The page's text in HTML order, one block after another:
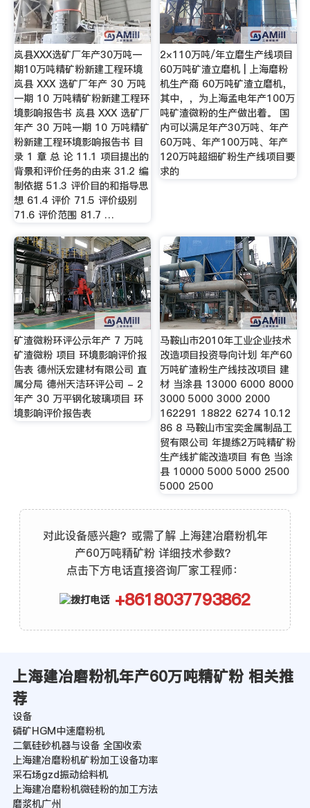
岚县XXX选矿厂年产30万吨一
期10万吨精矿粉新建工程环境
岚县 XXX 选矿厂年产 30 万吨
一期 10 万吨精矿粉新建工程环
境影响报告书 岚县 XXX 选矿厂
年产 30 万吨一期 10 万吨精矿
粉新建工程环境影响报告书 目
录 1 章 总 论 11.1 项目提出的
背景和评价任务的由来 31.2 编
制依据 51.3 评价目的和指导思
想 61.4 评价 71.5 评价级别
71.6 评价范围 81.7 …
2×110万吨/年立磨生产线项目
60万吨矿渣立磨机 | 上海磨粉
机生产商 60万吨矿渣立磨机，
其中，，为上海孟电年产100万
吨矿渣微粉的生产做出着。 国
内可以满足年产30万吨、年产
60万吨、年产100万吨、年产
120万吨超细矿粉生产线项目要
求的
矿渣微粉环评公示年产 7 万吨
矿渣微粉 项目 环境影响评价报
告表 德州沃宏建材有限公司 直
属分局 德州天洁环评公司 - 2
年产 30 万平钢化玻璃项目 环
境影响评价报告表
马鞍山市2010年工业企业技术
改造项目投资导向计划 年产60
万吨矿渣粉生产线技改项目 建
材 当涂县 13000 6000 8000
3000 5000 3000 2000
162291 18822 6274 10.12
86 8 马鞍山市宝奕金属制品工
贸有限公司 年提练2万吨精矿粉
生产线扩能改造项目 有色 当涂
县 10000 5000 5000 2500
5000 2500
对此设备感兴趣？或需了解 上海建冶磨粉机年
产60万吨精矿粉 详细技术参数？
点击下方电话直接咨询厂家工程师：
+8618037793862
上海建冶磨粉机年产60万吨精矿粉 相关推
荐
设备
磷矿HGM中速磨粉机
二氧硅砂机器与设备 全国收索
上海建冶磨粉机矿粉加工设备功率
采石场gzd振动给料机
上海建冶磨粉机微硅粉的加工方法
磨浆机广州